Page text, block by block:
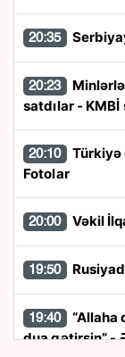
20:35
20:23
satdılar - KMBİ
20:10
Fotolar
20:00 Vəkil
19:50
19:40
dua gətirsin” -